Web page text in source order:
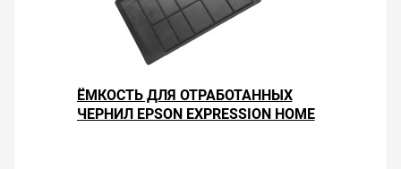
ЁМКОСТЬ ДЛЯ ОТРАБОТАННЫХ
ЧЕРНИЛ EPSON EXPRESSION HOME